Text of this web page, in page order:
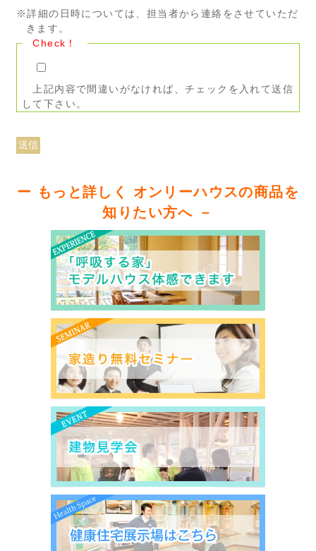
※詳細の日時については、担当者から連絡をさせていただ
きます。
Check！
上記内容で間違いがなければ、チェックを入れて送信
して下さい。
ー もっと詳しく オンリーハウスの商品を
知りたい方へ －